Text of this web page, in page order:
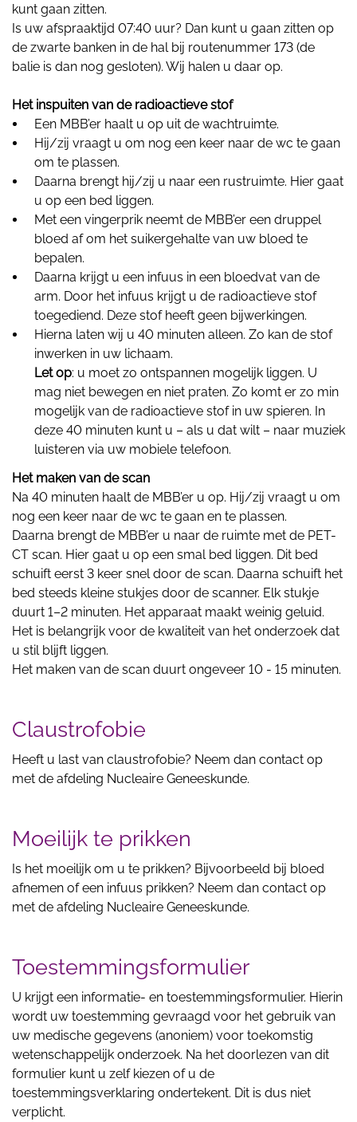
kunt gaan zitten.
Is uw afspraaktijd 07:40 uur? Dan kunt u gaan zitten op
de zwarte banken in de hal bij routenummer 173 (de
balie is dan nog gesloten). Wij halen u daar op.
Het inspuiten van de radioactieve stof
Een MBB’er haalt u op uit de wachtruimte.
Hij/zij vraagt u om nog een keer naar de wc te gaan
om te plassen.
Daarna brengt hij/zij u naar een rustruimte. Hier gaat
u op een bed liggen.
Met een vingerprik neemt de MBB’er een druppel
bloed af om het suikergehalte van uw bloed te
bepalen.
Daarna krijgt u een infuus in een bloedvat van de
arm. Door het infuus krijgt u de radioactieve stof
toegediend. Deze stof heeft geen bijwerkingen.
Hierna laten wij u 40 minuten alleen. Zo kan de stof
inwerken in uw lichaam.
Let op: u moet zo ontspannen mogelijk liggen. U
mag niet bewegen en niet praten. Zo komt er zo min
mogelijk van de radioactieve stof in uw spieren. In
deze 40 minuten kunt u – als u dat wilt – naar muziek
luisteren via uw mobiele telefoon.
Het maken van de scan
Na 40 minuten haalt de MBB’er u op. Hij/zij vraagt u om
nog een keer naar de wc te gaan en te plassen.
Daarna brengt de MBB’er u naar de ruimte met de PET-
CT scan. Hier gaat u op een smal bed liggen. Dit bed
schuift eerst 3 keer snel door de scan. Daarna schuift het
bed steeds kleine stukjes door de scanner. Elk stukje
duurt 1–2 minuten. Het apparaat maakt weinig geluid.
Het is belangrijk voor de kwaliteit van het onderzoek dat
u stil blijft liggen.
Het maken van de scan duurt ongeveer 10 - 15 minuten.
Claustrofobie
Heeft u last van claustrofobie? Neem dan contact op
met de afdeling Nucleaire Geneeskunde.
Moeilijk te prikken
Is het moeilijk om u te prikken? Bijvoorbeeld bij bloed
afnemen of een infuus prikken? Neem dan contact op
met de afdeling Nucleaire Geneeskunde.
Toestemmingsformulier
U krijgt een informatie- en toestemmingsformulier. Hierin
wordt uw toestemming gevraagd voor het gebruik van
uw medische gegevens (anoniem) voor toekomstig
wetenschappelijk onderzoek. Na het doorlezen van dit
formulier kunt u zelf kiezen of u de
toestemmingsverklaring ondertekent. Dit is dus niet
verplicht.